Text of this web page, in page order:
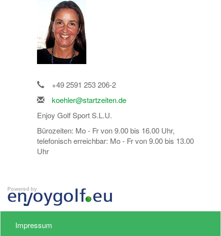
+49 2591 253 206-2
koehler@startzeiten.de
Enjoy Golf Sport S.L.U.
Bürozeiten: Mo - Fr von 9.00 bis 16.00 Uhr,
telefonisch erreichbar: Mo - Fr von 9.00 bis 13.00
Uhr
Impressum